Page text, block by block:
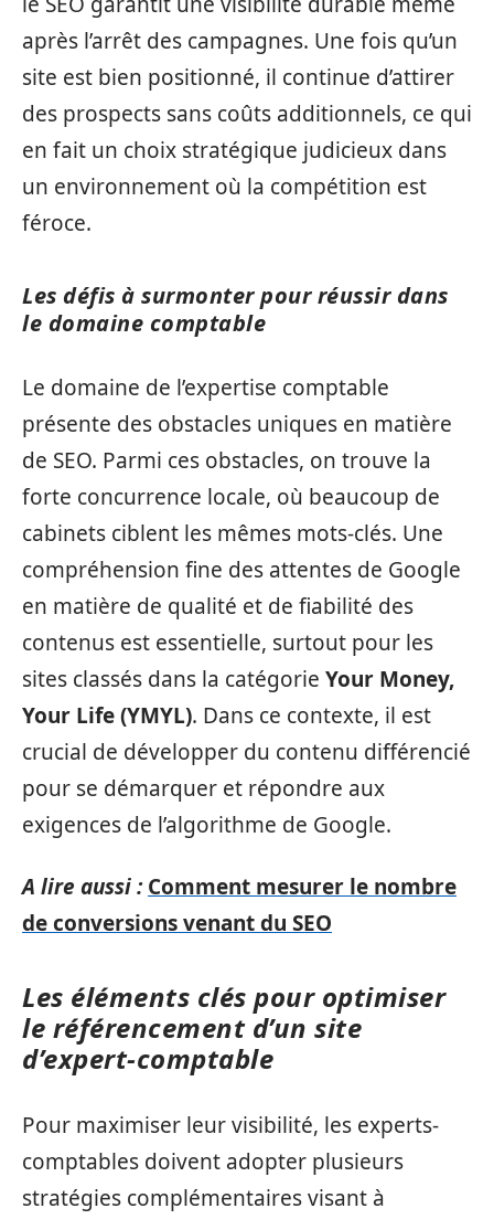
après l’arrêt des campagnes. Une fois qu’un
site est bien positionné, il continue d’attirer
des prospects sans coûts additionnels, ce qui
en fait un choix stratégique judicieux dans
un environnement où la compétition est
féroce.
Les défis à surmonter pour réussir dans
le domaine comptable
Le domaine de l’expertise comptable
présente des obstacles uniques en matière
de SEO. Parmi ces obstacles, on trouve la
forte concurrence locale, où beaucoup de
cabinets ciblent les mêmes mots-clés. Une
compréhension fine des attentes de Google
en matière de qualité et de fiabilité des
contenus est essentielle, surtout pour les
sites classés dans la catégorie Your Money,
Your Life (YMYL). Dans ce contexte, il est
crucial de développer du contenu différencié
pour se démarquer et répondre aux
exigences de l’algorithme de Google.
A lire aussi : Comment mesurer le nombre
de conversions venant du SEO
Les éléments clés pour optimiser
le référencement d’un site
d’expert-comptable
Pour maximiser leur visibilité, les experts-
comptables doivent adopter plusieurs
stratégies complémentaires visant à